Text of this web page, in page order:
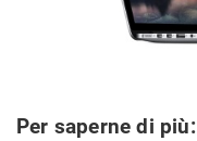
Per saperne di più: